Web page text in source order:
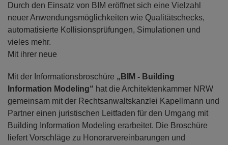
Durch den Einsatz von BIM eröffnet sich eine Vielzahl
neuer Anwendungsmöglichkeiten wie Qualitätschecks,
automatisierte Kollisionsprüfungen, Simulationen und
vieles mehr.
Mit ihrer neue
Mit der Informationsbroschüre „BIM - Building
Information Modeling“ hat die Architektenkammer NRW
gemeinsam mit der Rechtsanwaltskanzlei Kapellmann und
Partner einen juristischen Leitfaden für den Umgang mit
Building Information Modeling erarbeitet. Die Broschüre
liefert Vorschläge zu Honorarvereinbarungen und